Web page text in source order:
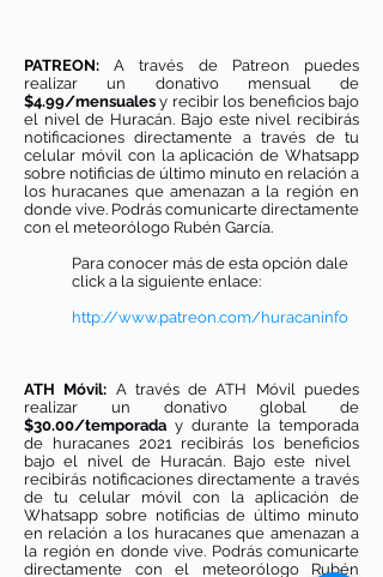
PATREON:A través de Patreon puedes
realizar un donativo mensual de
$4.99/mensuales y recibir los beneficios bajo
el nivel de Huracán. Bajo este nivel recibirás
notificaciones directamente a través de tu
celular móvil con la aplicación de Whatsapp
sobre notificias de último minuto en relación a
los huracanes que amenazan a la región en
donde vive. Podrás comunicarte directamente
con el meteorólogo Rubén García.
Para conocer más de esta opción dale
click a la siguiente enlace:
http://www.patreon.com/huracaninfo
ATH Móvil: A través de ATH Móvil puedes
realizar un donativo global de
$30.00/temporada y durante la temporada
de huracanes 2021 recibirás los beneficios
bajo el nivel de Huracán. Bajo este nivel
recibirás notificaciones directamente a través
de tu celular móvil con la aplicación de
Whatsapp sobre notificias de último minuto
en relación a los huracanes que amenazan a
la región en donde vive. Podrás comunicarte
directamente con el meteorólogo Rubén